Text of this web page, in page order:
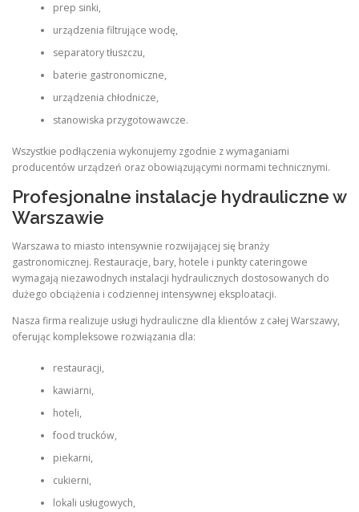
prep sinki,
urządzenia filtrujące wodę,
separatory tłuszczu,
baterie gastronomiczne,
urządzenia chłodnicze,
stanowiska przygotowawcze.
Wszystkie podłączenia wykonujemy zgodnie z wymaganiami
producentów urządzeń oraz obowiązującymi normami technicznymi.
Profesjonalne instalacje hydrauliczne w
Warszawie
Warszawa to miasto intensywnie rozwijającej się branży
gastronomicznej. Restauracje, bary, hotele i punkty cateringowe
wymagają niezawodnych instalacji hydraulicznych dostosowanych do
dużego obciążenia i codziennej intensywnej eksploatacji.
Nasza firma realizuje usługi hydrauliczne dla klientów z całej Warszawy,
oferując kompleksowe rozwiązania dla:
restauracji,
kawiarni,
hoteli,
food trucków,
piekarni,
cukierni,
lokali usługowych,